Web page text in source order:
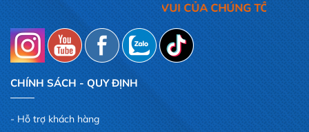
KHÁCH,LÀ NIỀM VUI CỦA CHÚNG TÔI
CHÍNH SÁCH - QUY ĐỊNH
Hỗ trợ khách hàng